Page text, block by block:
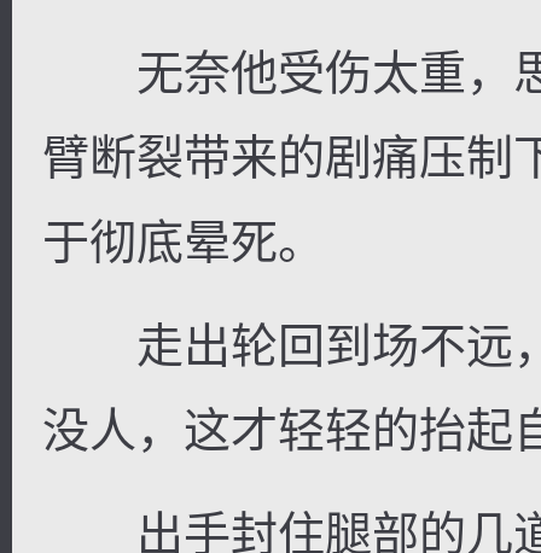
无奈他受伤太重，
臂断裂带来的剧痛压制
于彻底晕死。
走出轮回到场不远
没人，这才轻轻的抬起
出手封住腿部的几